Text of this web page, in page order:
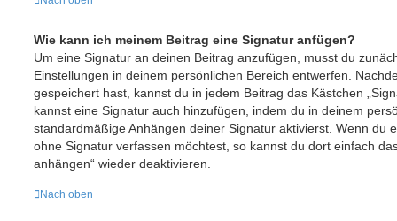
Wie kann ich meinem Beitrag eine Signatur anfügen?
Um eine Signatur an deinen Beitrag anzufügen, musst du
Einstellungen in deinem persönlichen Bereich entwerfen.
gespeichert hast, kannst du in jedem Beitrag das Kästchen
kannst eine Signatur auch hinzufügen, indem du in deinem
standardmäßige Anhängen deiner Signatur aktivierst. Wenn du
ohne Signatur verfassen möchtest, so kannst du dort einfach
anhängen“ wieder deaktivieren.
Nach oben